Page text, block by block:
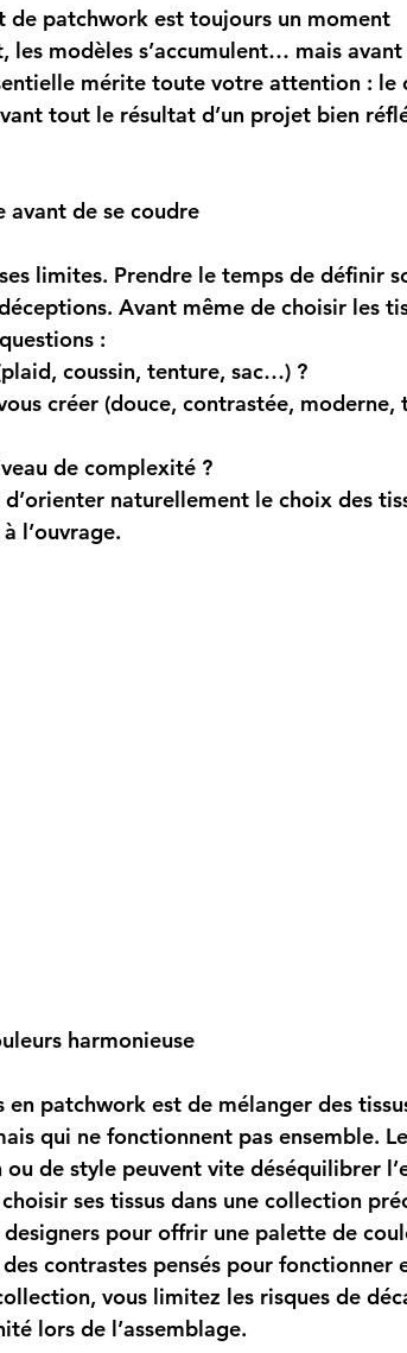
de patchwork est toujours un moment
les modèles s’accumulent… mais
mérite toute votre attention : le
tout le résultat d’un projet bien
avant de se coudre
limites. Prendre le temps de définir
Avant même de choisir les
:
coussin, tenture, sac…) ?
créer (douce, contrastée,
de complexité ?
naturellement le choix des
l’ouvrage.
harmonieuse
en patchwork est de mélanger des
qui ne fonctionnent pas ensemble.
de style peuvent vite déséquilibrer
ses tissus dans une collection
pour offrir une palette de
contrastes pensés pour fonctionner
vous limitez les risques de
lors de l’assemblage.